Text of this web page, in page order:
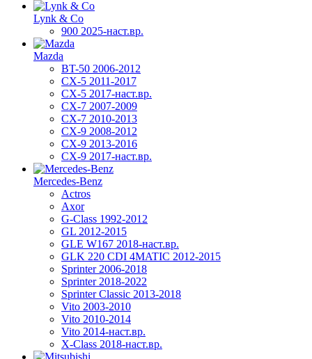
Lynk & Co
900 2025-наст.вр.
Mazda
BT-50 2006-2012
CX-5 2011-2017
CX-5 2017-наст.вр.
CX-7 2007-2009
CX-7 2010-2013
CX-9 2008-2012
CX-9 2013-2016
CX-9 2017-наст.вр.
Mercedes-Benz
Actros
Axor
G-Class 1992-2012
GL 2012-2015
GLE W167 2018-наст.вр.
GLK 220 CDI 4MATIC 2012-2015
Sprinter 2006-2018
Sprinter 2018-2022
Sprinter Classic 2013-2018
Vito 2003-2010
Vito 2010-2014
Vito 2014-наст.вр.
X-Class 2018-наст.вр.